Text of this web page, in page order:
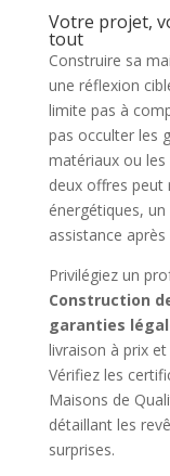
Votre projet,
tout
Construire sa
une réflexion
limite pas à
pas occulter les
matériaux ou les
deux offres peut
énergétiques,
assistance après
Privilégiez un
Construction
garanties
livraison à prix
Vérifiez les
Maisons de
détaillant les
surprises.